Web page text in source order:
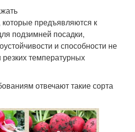
предъявляются к
подзимней посадки,
и способности не
резких температурных
отвечают такие сорта